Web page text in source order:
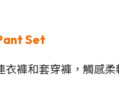
Set
褲和套穿褲，觸感